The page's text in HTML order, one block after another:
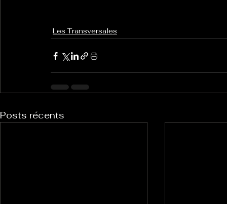
Les Transversales
Posts récents